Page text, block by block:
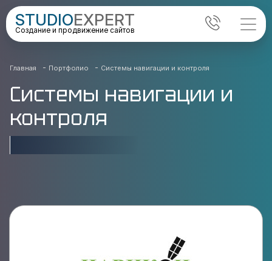
STUDIOEXPERT
Создание и продвижение сайтов
Главная - Портфолио - Системы навигации и контроля
Системы навигации и
контроля